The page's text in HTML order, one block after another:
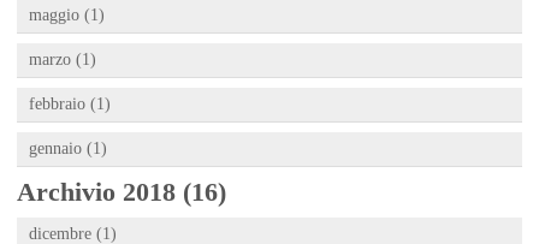
maggio (1)
marzo (1)
febbraio (1)
gennaio (1)
Archivio 2018 (16)
dicembre (1)